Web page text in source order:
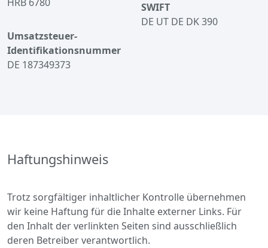
Umsatzsteuer-
Identifikationsnummer
DE 187349373
SWIFT
DE UT DE DK 390
Haftungshinweis
Trotz sorgfältiger inhaltlicher Kontrolle übernehmen
wir keine Haftung für die Inhalte externer Links. Für
den Inhalt der verlinkten Seiten sind ausschließlich
deren Betreiber verantwortlich.